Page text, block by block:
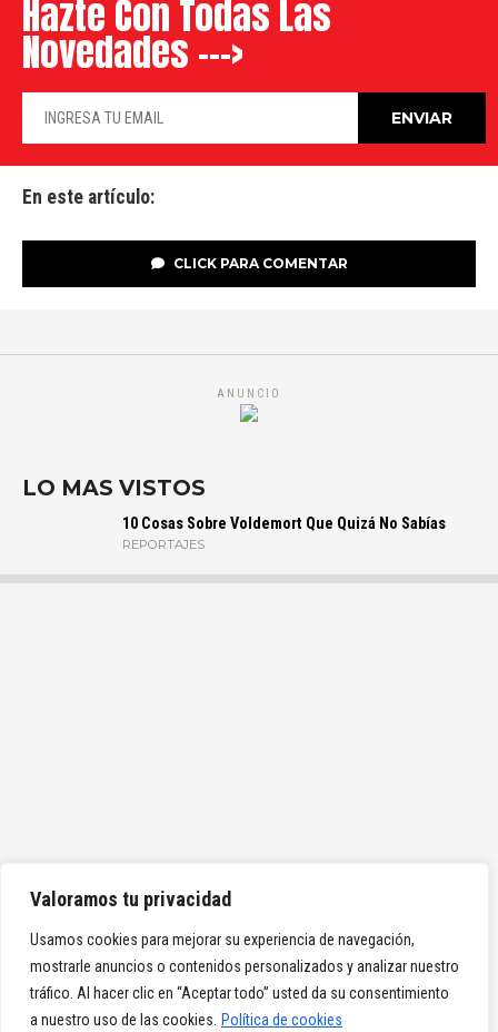
Valoramos tu privacidad
Usamos cookies para mejorar su experiencia de navegación,
mostrarle anuncios o contenidos personalizados y analizar nuestro
tráfico. Al hacer clic en “Aceptar todo” usted da su consentimiento
a nuestro uso de las cookies.
Política de cookies
Hazte Con Todas Las
Novedades --->
En este artículo:
CLICK PARA COMENTAR
ANUNCIO
LO MAS VISTOS
10 Cosas Sobre Voldemort Que Quizá No Sabías
REPORTAJES